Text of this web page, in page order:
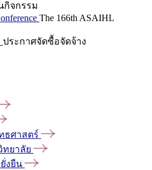
กิจกรรม
The 166th ASAIHL
ประกาศจัดซื้อจัดจ้าง
ธศาสตร์
ยาลัย
งยืน